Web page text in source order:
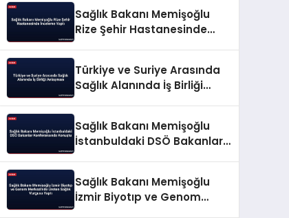
Sağlık Bakanı Memişoğlu
Rize Şehir Hastanesinde
Türkiye ve Suriye Arasında
Sağlık Alanında İş Birliği
Sağlık Bakanı Memişoğlu
İstanbuldaki DSÖ Bakanlar
Sağlık Bakanı Memişoğlu
İzmir Biyotıp ve Genom